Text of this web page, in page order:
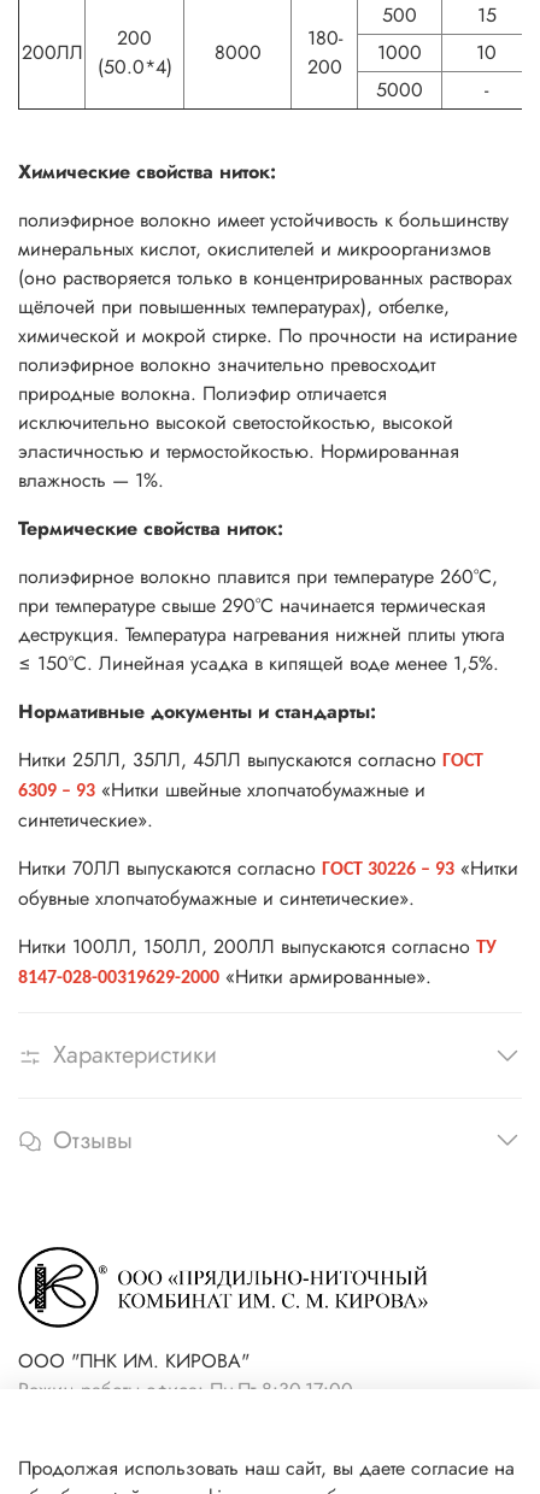
200ЛЛ
200
(50.0*4)
8000
180-
200
500
15
1000
10
5000
-
Химические свойства ниток:
полиэфирное волокно имеет устойчивость к большинству
минеральных кислот, окислителей и микроорганизмов
(оно растворяется только в концентрированных растворах
щёлочей при повышенных температурах), отбелке,
химической и мокрой стирке. По прочности на истирание
полиэфирное волокно значительно превосходит
природные волокна. Полиэфир отличается
исключительно высокой светостойкостью, высокой
эластичностью и термостойкостью. Нормированная
влажность — 1%.
Термические свойства ниток:
полиэфирное волокно плавится при температуре 260°С,
при температуре свыше 290°С начинается термическая
деструкция. Температура нагревания нижней плиты утюга
≤ 150°С. Линейная усадка в кипящей воде менее 1,5%.
Нормативные документы и стандарты:
Нитки 25ЛЛ, 35ЛЛ, 45ЛЛ выпускаются согласно ГОСТ
6309 – 93 «Нитки швейные хлопчатобумажные и
синтетические».
Нитки 70ЛЛ выпускаются согласно ГОСТ 30226 – 93 «Нитки
обувные хлопчатобумажные и синтетические».
Нитки 100ЛЛ, 150ЛЛ, 200ЛЛ выпускаются согласно ТУ
8147-028-00319629-2000 «Нитки армированные».
Характеристики
Отзывы
ООО "ПНК ИМ. КИРОВА"
Режим работы офиса: Пн-Пт 8:30-17:00
Продолжая использовать наш сайт, вы даете согласие на